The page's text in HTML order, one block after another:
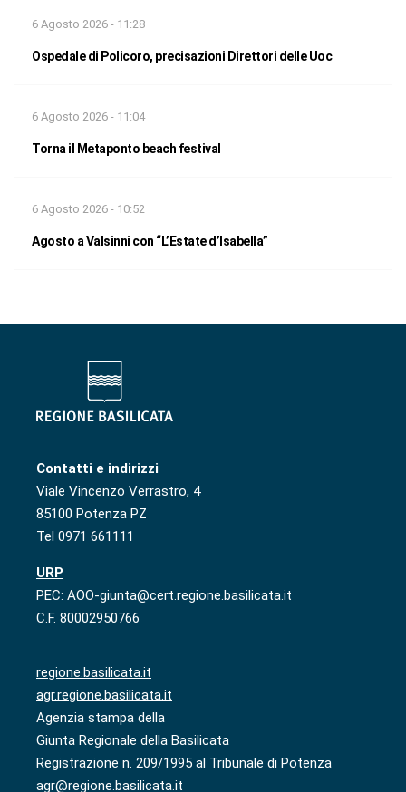
6 Agosto 2026 - 11:28
Ospedale di Policoro, precisazioni Direttori delle Uoc
6 Agosto 2026 - 11:04
Torna il Metaponto beach festival
6 Agosto 2026 - 10:52
Agosto a Valsinni con “L’Estate d’Isabella”
Contatti e indirizzi
Viale Vincenzo Verrastro, 4
85100 Potenza PZ
Tel 0971 661111
URP
PEC: AOO-giunta@cert.regione.basilicata.it
C.F. 80002950766
regione.basilicata.it
agr.regione.basilicata.it
Agenzia stampa della
Giunta Regionale della Basilicata
Registrazione n. 209/1995 al Tribunale di Potenza
agr@regione.basilicata.it